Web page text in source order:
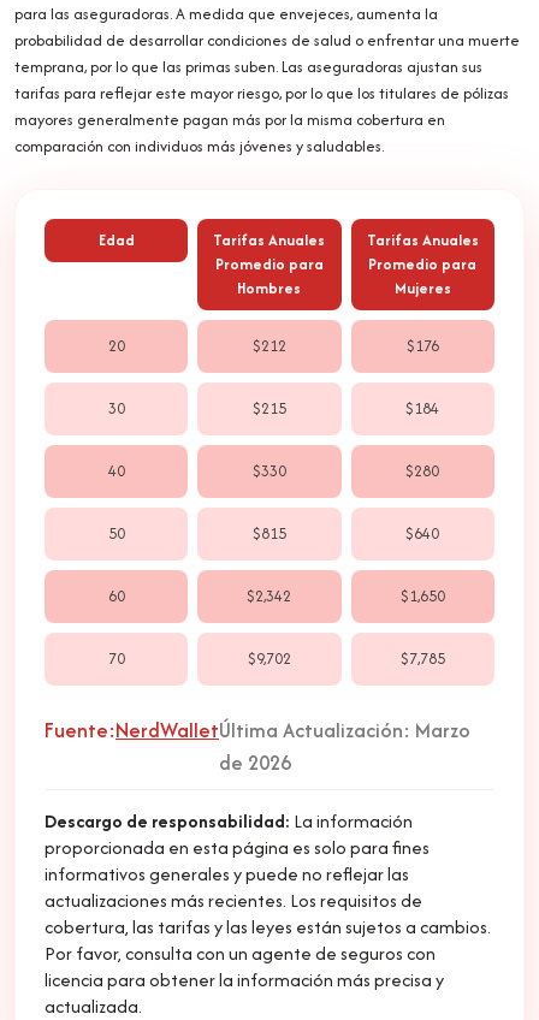
para las aseguradoras. A medida que envejeces, aumenta la
probabilidad de desarrollar condiciones de salud o enfrentar una muerte
temprana, por lo que las primas suben. Las aseguradoras ajustan sus
tarifas para reflejar este mayor riesgo, por lo que los titulares de pólizas
mayores generalmente pagan más por la misma cobertura en
comparación con individuos más jóvenes y saludables.
Edad
Tarifas Anuales
Promedio para
Hombres
Tarifas Anuales
Promedio para
Mujeres
20 $212 $176
30 $215 $184
40 $330 $280
50 $815 $640
60 $2,342 $1,650
70 $9,702 $7,785
Fuente:NerdWalletÚltima Actualización: Marzo
de 2026
Descargo de responsabilidad: La información
proporcionada en esta página es solo para fines
informativos generales y puede no reflejar las
actualizaciones más recientes. Los requisitos de
cobertura, las tarifas y las leyes están sujetos a cambios.
Por favor, consulta con un agente de seguros con
licencia para obtener la información más precisa y
actualizada.